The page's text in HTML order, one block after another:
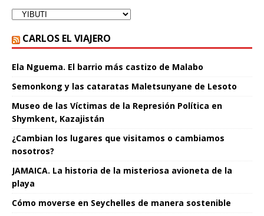
CARLOS EL VIAJERO
Ela Nguema. El barrio más castizo de Malabo
Semonkong y las cataratas Maletsunyane de Lesoto
Museo de las Víctimas de la Represión Política en
Shymkent, Kazajistán
¿Cambian los lugares que visitamos o cambiamos
nosotros?
JAMAICA. La historia de la misteriosa avioneta de la
playa
Cómo moverse en Seychelles de manera sostenible